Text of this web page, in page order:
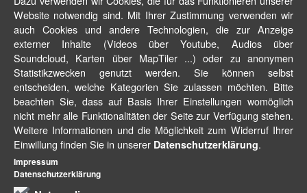
Website notwendig sind. Mit Ihrer Zustimmung verwenden wir
auch Cookies und andere Technologien, die zur Anzeige
externer Inhalte (Videos über Youtube, Audios über
Soundcloud, Karten über MapTiler ...) oder zu anonymen
Statistikzwecken genutzt werden. Sie können selbst
entscheiden, welche Kategorien Sie zulassen möchten. Bitte
beachten Sie, dass auf Basis Ihrer Einstellungen womöglich
nicht mehr alle Funktionalitäten der Seite zur Verfügung stehen.
Weitere Informationen und die Möglichkeit zum Widerruf Ihrer
Einwillung finden Sie in unserer Datenschutzerklärung.
Impressum
Datenschutzerklärung